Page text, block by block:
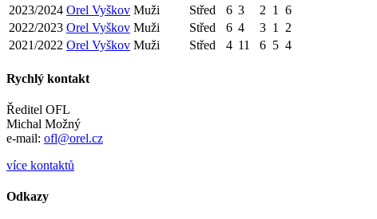
2023/2024 Orel Vyškov Muži Střed 6 3 2 1
6
2022/2023 Orel Vyškov Muži Střed 6 4 3 1
2
2021/2022 Orel Vyškov Muži Střed 4 11 6 5 4
Rychlý kontakt
Ředitel OFL
Michal Možný
e-mail: ofl@orel.cz
více kontaktů
Odkazy